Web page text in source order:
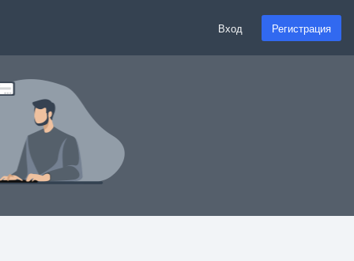
Вход Регистрация